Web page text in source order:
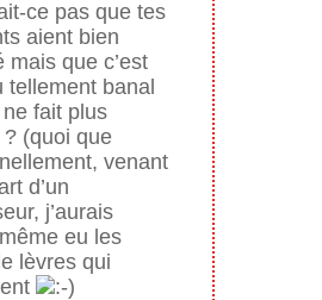
ce pas que tes
aient bien
mais que c’est
tellement banal
fait plus
(quoi que
venant
d’un
j’aurais
eu les
lèvres qui